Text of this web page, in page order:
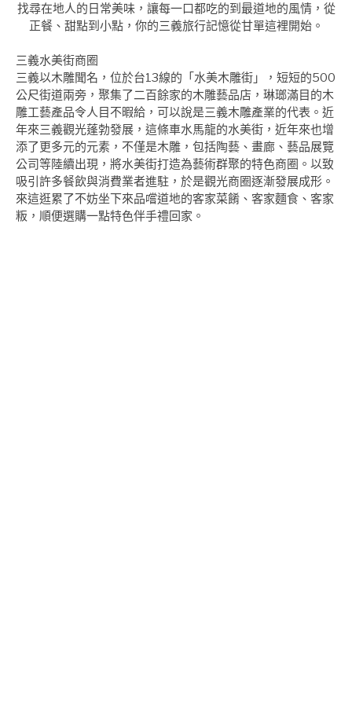
找尋在地人的日常美味，讓每一口都吃的到最道地的風情，從
正餐、甜點到小點，你的三義旅行記憶從甘單這裡開始。
三義水美街商圈
三義以木雕聞名，位於台13線的「水美木雕街」，短短的500
公尺街道兩旁，聚集了二百餘家的木雕藝品店，琳瑯滿目的木
雕工藝產品令人目不暇給，可以說是三義木雕產業的代表。近
年來三義觀光蓬勃發展，這條車水馬龍的水美街，近年來也增
添了更多元的元素，不僅是木雕，包括陶藝、畫廊、藝品展覽
公司等陸續出現，將水美街打造為藝術群聚的特色商圈。以致
吸引許多餐飲與消費業者進駐，於是觀光商圈逐漸發展成形。
來這逛累了不妨坐下來品嚐道地的客家菜餚、客家麵食、客家
粄，順便選購一點特色伴手禮回家。